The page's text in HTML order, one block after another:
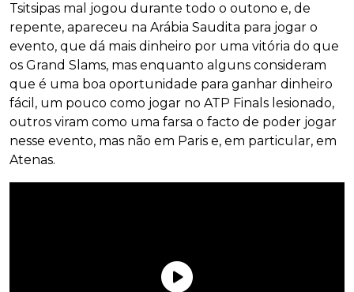
Tsitsipas mal jogou durante todo o outono e, de
repente, apareceu na Arábia Saudita para jogar o
evento, que dá mais dinheiro por uma vitória do que
os Grand Slams, mas enquanto alguns consideram
que é uma boa oportunidade para ganhar dinheiro
fácil, um pouco como jogar no ATP Finals lesionado,
outros viram como uma farsa o facto de poder jogar
nesse evento, mas não em Paris e, em particular, em
Atenas.